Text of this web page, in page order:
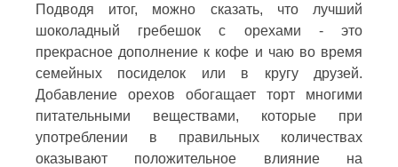
Подводя итог, можно сказать, что лучший
шоколадный гребешок с орехами - это
прекрасное дополнение к кофе и чаю во время
семейных посиделок или в кругу друзей.
Добавление орехов обогащает торт многими
питательными веществами, которые при
употреблении в правильных количествах
оказывают положительное влияние на